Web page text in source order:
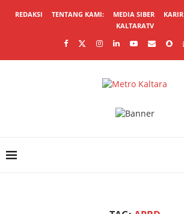
REDAKSI TENTANG KAMI: MEDIA SIBER KARIR
KALTARATV